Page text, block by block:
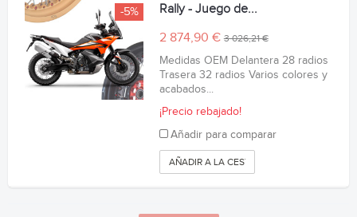
-5%
Rally - Juego de...
2 874,90 €3 026,21 €
Medidas OEM Delantera 28 radios
Trasera 32 radios Varios colores y
acabados...
¡Precio rebajado!
Añadir para comparar
AÑADIR A LA CESTA